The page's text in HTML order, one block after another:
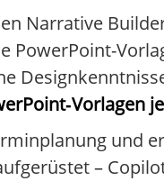
Narrative
PowerPoint-
und
–